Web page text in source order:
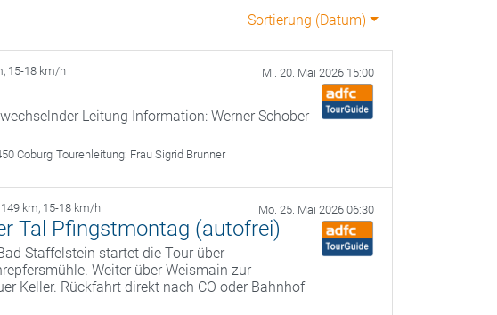
Sortierung (Datum)
, 15-18 km/h Mi. 20. Mai 2026 15:00
Leitung Information: Werner Schober
Coburg Tourenleitung: Frau Sigrid Brunner
km, 15-18 km/h Mo. 25. Mai 2026 06:30
Tal Pfingstmontag (autofrei)
Staffelstein startet die Tour über
Weiter über Weismain zur
Keller. Rückfahrt direkt nach CO oder Bahnhof